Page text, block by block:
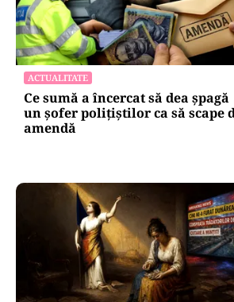
ACTUALITATE
Ce sumă a încercat să dea șpagă
un șofer polițiștilor ca să scape
amendă